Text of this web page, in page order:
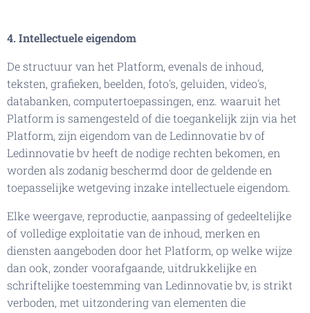
4. Intellectuele eigendom
De structuur van het Platform, evenals de inhoud,
teksten, grafieken, beelden, foto's, geluiden, video's,
databanken, computertoepassingen, enz. waaruit het
Platform is samengesteld of die toegankelijk zijn via het
Platform, zijn eigendom van de Ledinnovatie bv of
Ledinnovatie bv heeft de nodige rechten bekomen, en
worden als zodanig beschermd door de geldende en
toepasselijke wetgeving inzake intellectuele eigendom.
Elke weergave, reproductie, aanpassing of gedeeltelijke
of volledige exploitatie van de inhoud, merken en
diensten aangeboden door het Platform, op welke wijze
dan ook, zonder voorafgaande, uitdrukkelijke en
schriftelijke toestemming van Ledinnovatie bv, is strikt
verboden, met uitzondering van elementen die